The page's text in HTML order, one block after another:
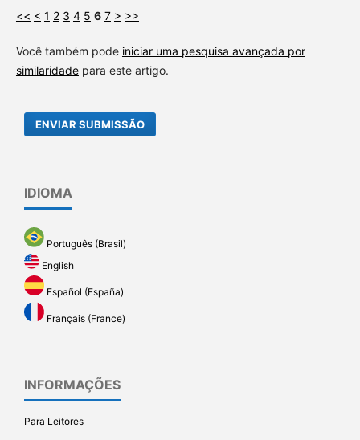
<< < 1 2 3 4 5 6 7 > >>
Você também pode iniciar uma pesquisa avançada por
similaridadepara este artigo.
ENVIAR SUBMISSÃO
IDIOMA
Português (Brasil)
English
Español (España)
Français (France)
INFORMAÇÕES
Para Leitores